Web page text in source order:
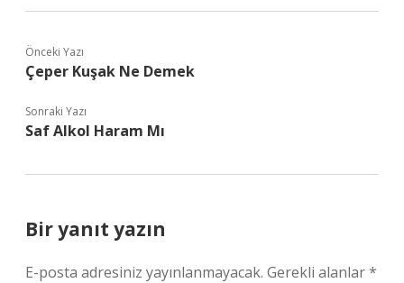
Önceki Yazı
Çeper Kuşak Ne Demek
Sonraki Yazı
Saf Alkol Haram Mı
Bir yanıt yazın
E-posta adresiniz yayınlanmayacak. Gerekli alanlar*